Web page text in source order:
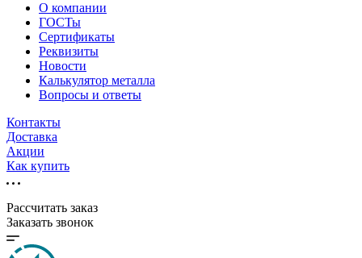
О компании
ГОСТы
Сертификаты
Реквизиты
Новости
Калькулятор металла
Вопросы и ответы
Контакты
Доставка
Акции
Как купить
Рассчитать заказ
Заказать звонок